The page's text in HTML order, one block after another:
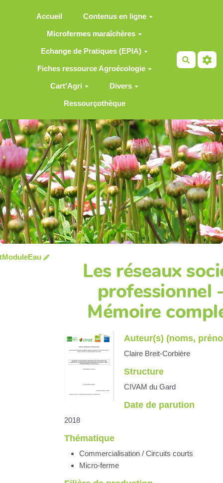
Accueil Contenus en ligne
Microfermes maraîchères
Echange de Pratiques (EPIA)
Fiches ressource Agroécologie
Cart'Agri Divers
Ressourçothèque
Les réseaux
professionnel
Mémoire
Auteur(s) (noms,
Claire Breit-Corbière
Structure
CIVAM du Gard
Date de parution
2018
Thématique
Commercialisation / Circuits courts
Micro-ferme